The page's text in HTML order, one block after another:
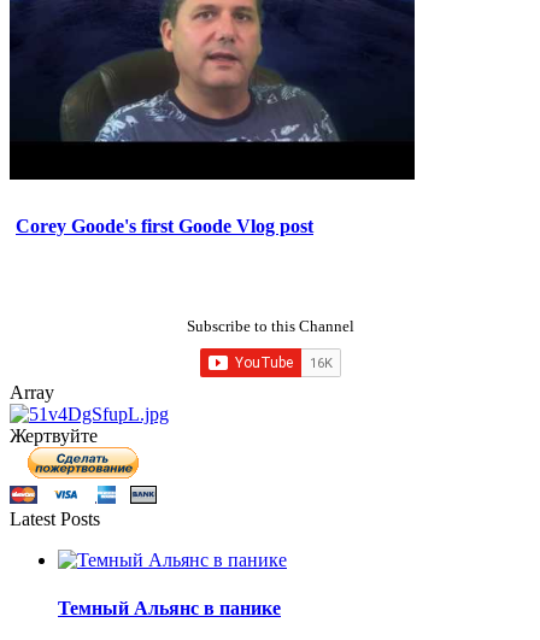
Corey Goode's first Goode Vlog post
Subscribe to this Channel
Array
Жертвуйте
Latest Posts
Темный Альянс в панике